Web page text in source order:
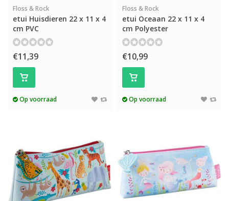
Floss & Rock
etui Huisdieren 22 x 11 x 4
cm PVC
€11,39
Op voorraad
Floss & Rock
etui Oceaan 22 x 11 x 4
cm Polyester
€10,99
Op voorraad